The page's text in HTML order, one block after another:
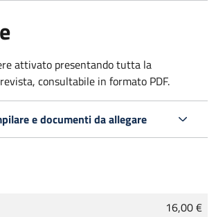
attivato presentando tutta la
consultabile in formato PDF.
e documenti da allegare
16,00 €